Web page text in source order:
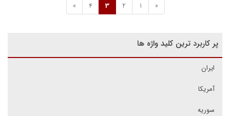
«
1
2
3
4
»
پر کاربرد ترین کلید واژه ها
ایران
آمریکا
سوریه